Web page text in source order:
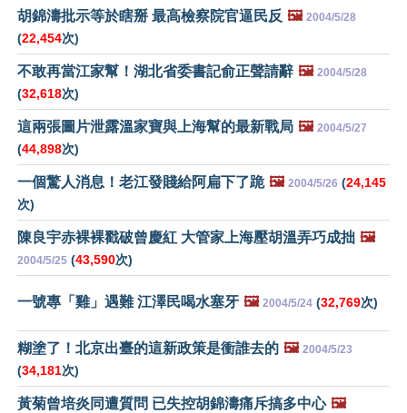
胡錦濤批示等於瞎掰 最高檢察院官逼民反 🖼️ 2004/5/28
(22,454次)
不敢再當江家幫！湖北省委書記俞正聲請辭 🖼️ 2004/5/28
(32,618次)
這兩張圖片泄露溫家寶與上海幫的最新戰局 🖼️ 2004/5/27
(44,898次)
一個驚人消息！老江發賤給阿扁下了跪 🖼️ 2004/5/26 (24,145
次)
陳良宇赤裸裸戳破曾慶紅 大管家上海壓胡溫弄巧成拙 🖼️
2004/5/25 (43,590次)
一號專「雞」遇難 江澤民喝水塞牙 🖼️ 2004/5/24 (32,769次)
糊塗了！北京出臺的這新政策是衝誰去的 🖼️ 2004/5/23
(34,181次)
黃菊曾培炎同遭質問 已失控胡錦濤痛斥搞多中心 🖼️